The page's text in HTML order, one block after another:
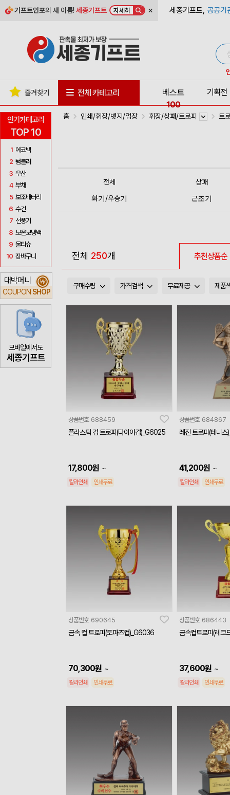
기프트인포의 새 이름!세종기프트 자세히 × 세종기프트, 공공기
인기카테고리
TOP 10
1 에코백
2 텀블러
3 우산
4 부채
5 보조배터리
6 수건
7 선풍기
8 보온보냉백
9 물티슈
10 장바구니
대박머니
COUPON SHOP
₩
모바일에서도
세종기프트
즐겨찾기 전체 카테고리
베스트
100
기획전
홈 인쇄/휘장/뱃지/업장 휘장/상패/트로피 트
전체
상패
화기/우승기
근조기
전체 250개 추천상품순
구매수량 가격검색 무료제공 제품
상품번호 688459
플라스틱 컵 트로피(다이아컵)_G6025
17,800원 ~
칼라인쇄 인쇄무료
상품번호 684867
레진 트로피(테니
41,200원 ~
칼라인쇄 인쇄무료
상품번호 690645
금속 컵 트로피(토파즈컵)_G6036
70,300원 ~
칼라인쇄 인쇄무료
상품번호 686443
금속컵트로피(레코
37,600원 ~
칼라인쇄 인쇄무료